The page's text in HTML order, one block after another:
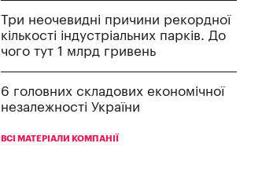
Три неочевидні причини рекордної
кількості індустріальних парків. До
чого тут 1 млрд гривень
6 головних складових економічної
незалежності України
ВСІ МАТЕРІАЛИ КОМПАНІЇ